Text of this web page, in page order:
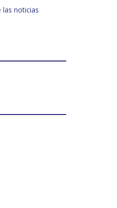
las noticias